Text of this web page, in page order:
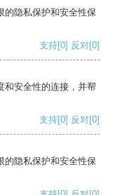
的隐私保护和安全性保
支持[0] 反对[0]
和安全性的连接，并帮
支持[0] 反对[0]
的隐私保护和安全性保